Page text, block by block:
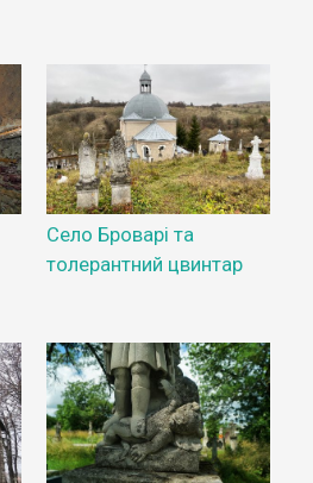
Село Броварі та
толерантний цвинтар